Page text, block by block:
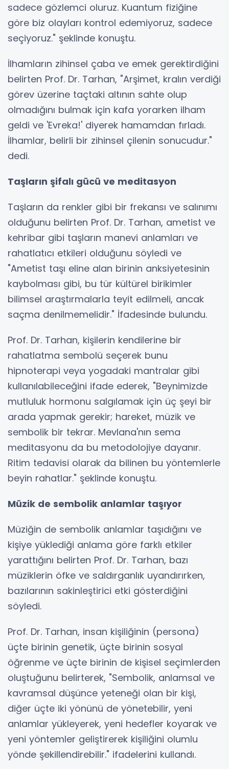
sadece gözlemci oluruz. Kuantum fiziğine
göre biz olayları kontrol edemiyoruz, sadece
seçiyoruz." şeklinde konuştu.
İlhamların zihinsel çaba ve emek gerektirdiğini
belirten Prof. Dr. Tarhan, "Arşimet, kralın verdiği
görev üzerine taçtaki altının sahte olup
olmadığını bulmak için kafa yorarken ilham
geldi ve 'Evreka!' diyerek hamamdan fırladı.
İlhamlar, belirli bir zihinsel çilenin sonucudur."
dedi.
Taşların şifalı gücü ve meditasyon
Taşların da renkler gibi bir frekansı ve salınımı
olduğunu belirten Prof. Dr. Tarhan, ametist ve
kehribar gibi taşların manevi anlamları ve
rahatlatıcı etkileri olduğunu söyledi ve
"Ametist taşı eline alan birinin anksiyetesinin
kaybolması gibi, bu tür kültürel birikimler
bilimsel araştırmalarla teyit edilmeli, ancak
saçma denilmemelidir." İfadesinde bulundu.
Prof. Dr. Tarhan, kişilerin kendilerine bir
rahatlatma sembolü seçerek bunu
hipnoterapi veya yogadaki mantralar gibi
kullanılabileceğini ifade ederek, "Beynimizde
mutluluk hormonu salgılamak için üç şeyi bir
arada yapmak gerekir; hareket, müzik ve
sembolik bir tekrar. Mevlana'nın sema
meditasyonu da bu metodolojiye dayanır.
Ritim tedavisi olarak da bilinen bu yöntemlerle
beyin rahatlar." şeklinde konuştu.
Müzik de sembolik anlamlar taşıyor
Müziğin de sembolik anlamlar taşıdığını ve
kişiye yüklediği anlama göre farklı etkiler
yarattığını belirten Prof. Dr. Tarhan, bazı
müziklerin öfke ve saldırganlık uyandırırken,
bazılarının sakinleştirici etki gösterdiğini
söyledi.
Prof. Dr. Tarhan, insan kişiliğinin (persona)
üçte birinin genetik, üçte birinin sosyal
öğrenme ve üçte birinin de kişisel seçimlerden
oluştuğunu belirterek, "Sembolik, anlamsal ve
kavramsal düşünce yeteneği olan bir kişi,
diğer üçte iki yönünü de yönetebilir, yeni
anlamlar yükleyerek, yeni hedefler koyarak ve
yeni yöntemler geliştirerek kişiliğini olumlu
yönde şekillendirebilir." ifadelerini kullandı.